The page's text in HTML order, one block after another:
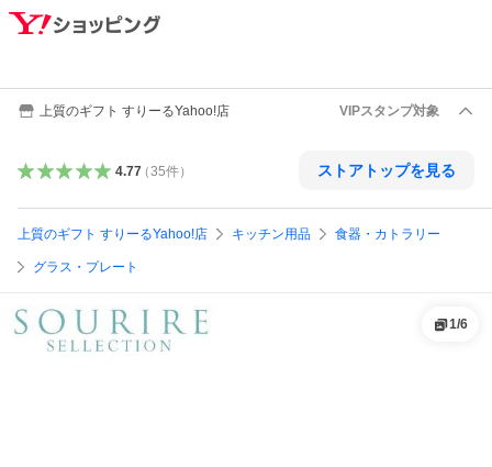
上質のギフト すりーるYahoo!店 VIPスタンプ対象
4.77（35件） ストアトップを見る
上質のギフト すりーるYahoo!店 キッチン用品 食器・カトラリー
グラス・プレート
1/6